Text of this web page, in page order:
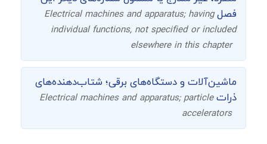
فصلElectrical machines and apparatus; having
individual functions, not specified or included
elsewhere in this chapter
ماشین‌آلات و دستگاه‌های برقی؛ شتاب‌دهنده‌های
ذراتElectrical machines and apparatus; particle
accelerators